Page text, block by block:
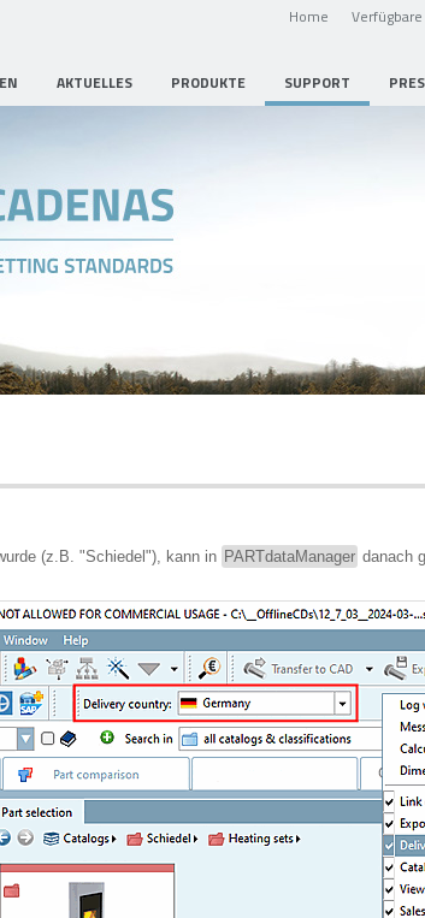
Home
AKTUELLES PRODUKTE SUPPORT
(z.B. "Schiedel"), kann in PARTdataManager danach